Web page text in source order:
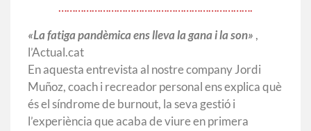
…………………………………………………………….
«La fatiga pandèmica ens lleva la gana i la son» ,
l’Actual.cat
En aquesta entrevista al nostre company Jordi
Muñoz, coach i recreador personal ens explica què
és el síndrome de burnout, la seva gestió i
l’experiència que acaba de viure en primera